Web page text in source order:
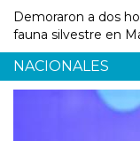
Demoraron a dos
fauna silvestre en
NACIONALES